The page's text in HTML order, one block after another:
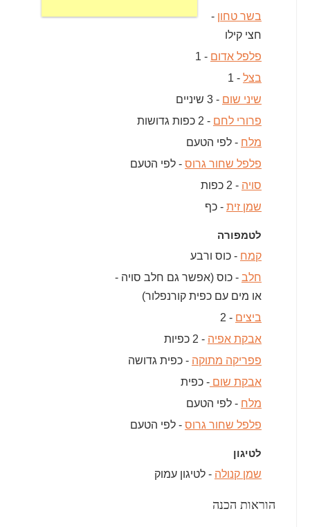
בשר טחון -
חצי קילו
פלפל אדום - 1
בצל - 1
שיני שום - 3 שיניים
פרורי לחם - 2 כפות גדושות
מלח - לפי הטעם
פלפל שחור גרוס - לפי הטעם
סויה - 2 כפות
שמן זית - כף
לטמפורה
קמח - כוס ורבע
חלב - כוס (אפשר גם חלב סויה -
או מים עם כפית קורנפלור)
ביצים - 2
אבקת אפיה - 2 כפיות
פפריקה מתוקה - כפית גדושה
אבקת שום - כפית
מלח - לפי הטעם
פלפל שחור גרוס - לפי הטעם
לטיגון
שמן קנולה - לטיגון עמוק
הוראות הכנה